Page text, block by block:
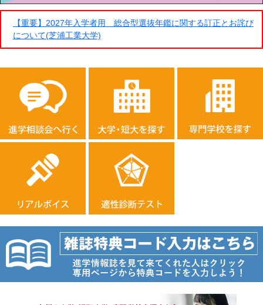
【重要】2027年入学者用 総合型選抜年鑑に関する訂正とお詫び
について(芝浦工業大学)